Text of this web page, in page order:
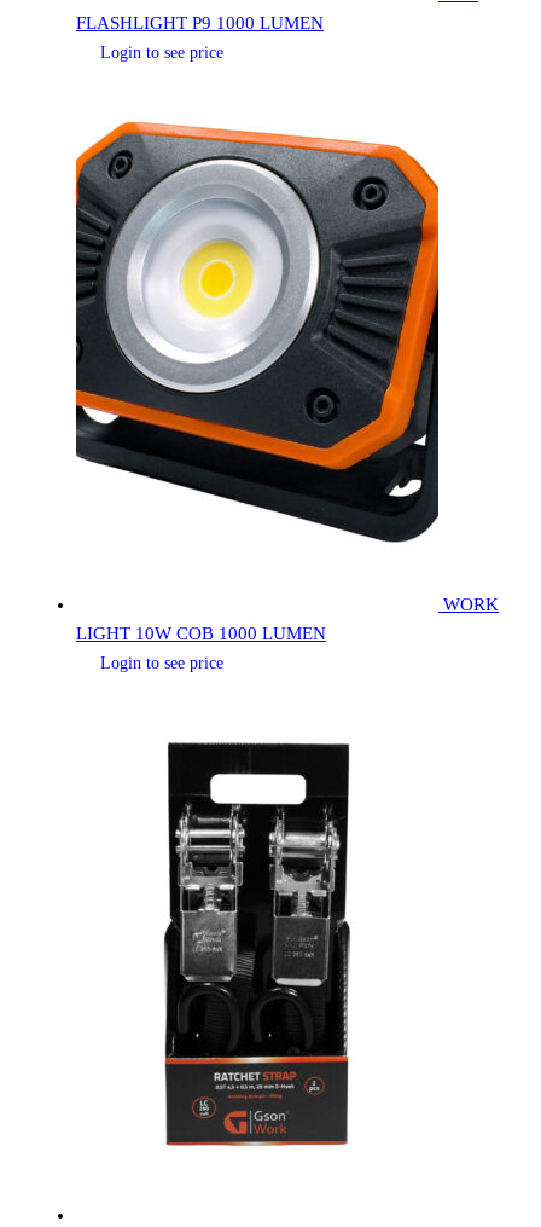
FLASHLIGHT P9 1000 LUMEN
Login to see price
WORK
LIGHT 10W COB 1000 LUMEN
Login to see price